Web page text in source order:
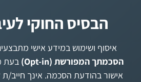
הבסיס החוקי
איסוף ושימוש במידע אישי
הסכמתך המפורשת (Opt-in)
בעת
אישור בהודעת הסכמה. אינך חייב/